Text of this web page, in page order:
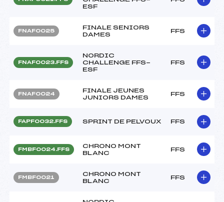
ESF
FNAF0025
FINALE SENIORS
DAMES
FFS
FNAF0023.FFS
NORDIC
CHALLENGE FFS-
ESF
FFS
FNAF0024
FINALE JEUNES
JUNIORS DAMES
FFS
FAPF0032.FFS SPRINT DE PELVOUX FFS
FMBF0024.FFS
CHRONO MONT
BLANC
FFS
FMBF0021
CHRONO MONT
BLANC
FFS